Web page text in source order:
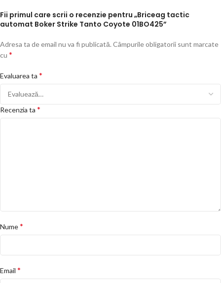
Fii primul care scrii o recenzie pentru „Briceag tactic
automat Boker Strike Tanto Coyote 01BO425”
Adresa ta de email nu va fi publicată. Câmpurile obligatorii sunt marcate
cu *
Evaluarea ta *
Recenzia ta *
Nume*
Email *